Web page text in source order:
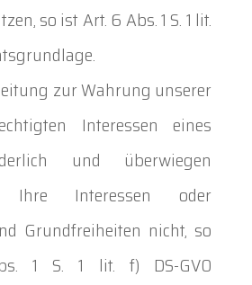
so ist Art. 6 Abs. 1 S. 1 lit.
zur Wahrung unserer
Interessen eines
und überwiegen
Ihre Interessen oder
Grundfreiheiten nicht, so
1 S. 1 lit. f) DS-GVO